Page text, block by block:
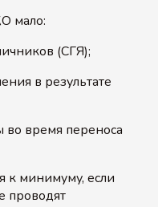
мало:
(СГЯ);
в результате
время переноса
к минимуму, если
проводят